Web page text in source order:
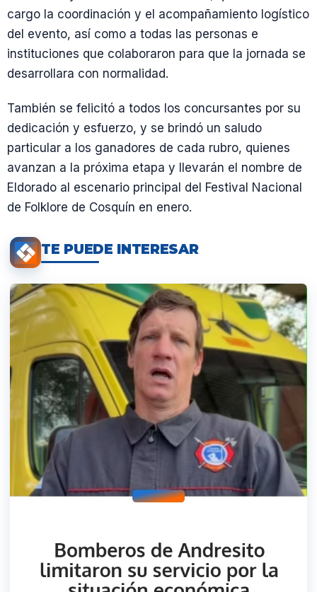
cargo la coordinación y el acompañamiento logístico
del evento, así como a todas las personas e
instituciones que colaboraron para que la jornada se
desarrollara con normalidad.
También se felicitó a todos los concursantes por su
dedicación y esfuerzo, y se brindó un saludo
particular a los ganadores de cada rubro, quienes
avanzan a la próxima etapa y llevarán el nombre de
Eldorado al escenario principal del Festival Nacional
de Folklore de Cosquín en enero.
TE PUEDE INTERESAR